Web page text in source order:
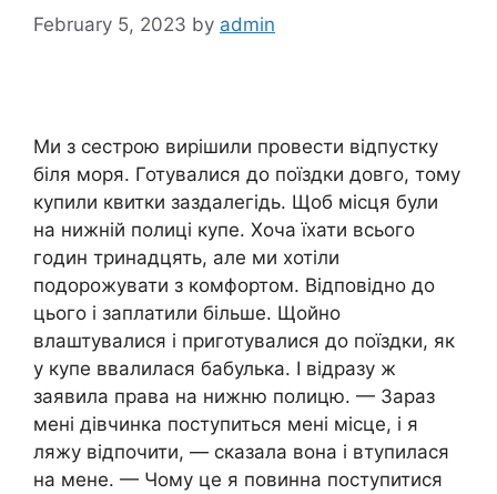
February 5, 2023 by admin
Ми з сестрою вирішили провести відпустку
біля моря. Готувалися до поїздки довго, тому
купили квитки заздалегідь. Щоб місця були
на нижній полиці купе. Хоча їхати всього
годин тринадцять, але ми хотіли
подорожувати з комфортом. Відповідно до
цього і заплатили більше. Щойно
влаштувалися і приготувалися до поїздки, як
у купе ввалилася бабулька. І відразу ж
заявила права на нижню полицю. — Зараз
мені дівчинка поступиться мені місце, і я
ляжу відпочити, — сказала вона і втупилася
на мене. — Чому це я повинна поступитися